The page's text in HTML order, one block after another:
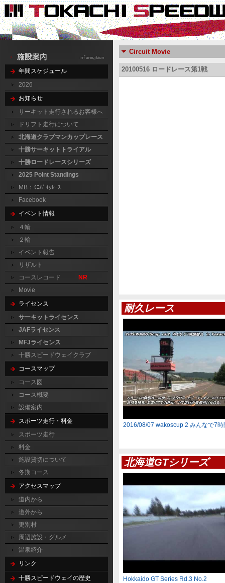
年間スケジュール
2026
お知らせ
サーキット走行されるお客様へ
ドリフト走行について
北海道クラブマンカップレース
十勝サーキットトライアル
十勝ロードレースシリーズ
2025 Point Standings
MB：ﾐﾆﾊﾞｲｸﾚｰｽ
Facebook
イベント情報
４輪
２輪
イベント報告
リザルト
コースレコード
NR
Movie
ライセンス
サーキットライセンス
JAFライセンス
MFJライセンス
十勝スピードウェイクラブ
コースマップ
コース図
コース概要
設備案内
スポーツ走行・料金
スポーツ走行
料金
施設貸切について
冬期コース
アクセスマップ
道内から
道外から
更別村
周辺施設・グルメ
温泉紹介
リンク
十勝スピードウェイの歴史
Circuit Movie
20100516 ロードレース第1戦
耐久レース
2016/08/07 wakoscup 2 みんなで7時
北海道GTシリーズ
Hokkaido GT Series Rd.3 No.2